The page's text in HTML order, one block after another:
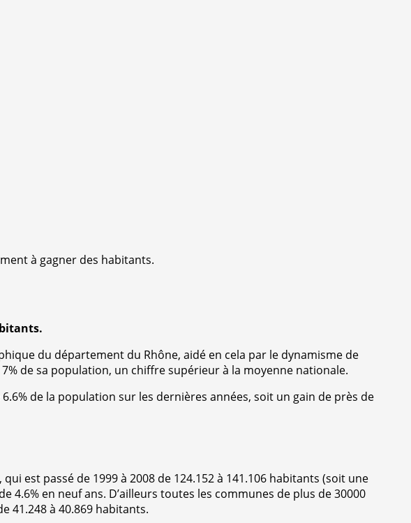
à gagner des habitants.
du département du Rhône, aidé en cela par le dynamisme de
de sa population, un chiffre supérieur à la moyenne nationale.
de la population sur les dernières années, soit un gain de près de
est passé de 1999 à 2008 de 124.152 à 141.106 habitants (soit une
en neuf ans. D’ailleurs toutes les communes de plus de 30000
41.248 à 40.869 habitants.